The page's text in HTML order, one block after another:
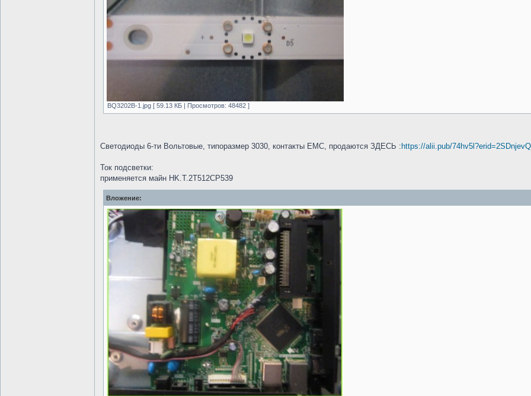
BQ3202B-1.jpg [ 59.13 КБ | Просмотров: 48482 ]
Светодиоды 6-ти Вольтовые, типоразмер 3030, контакты EMC, продаются ЗДЕСЬ : https://alii.pub/
Ток подсветки:
применяется майн HK.T.2T512CP539
Вложение: